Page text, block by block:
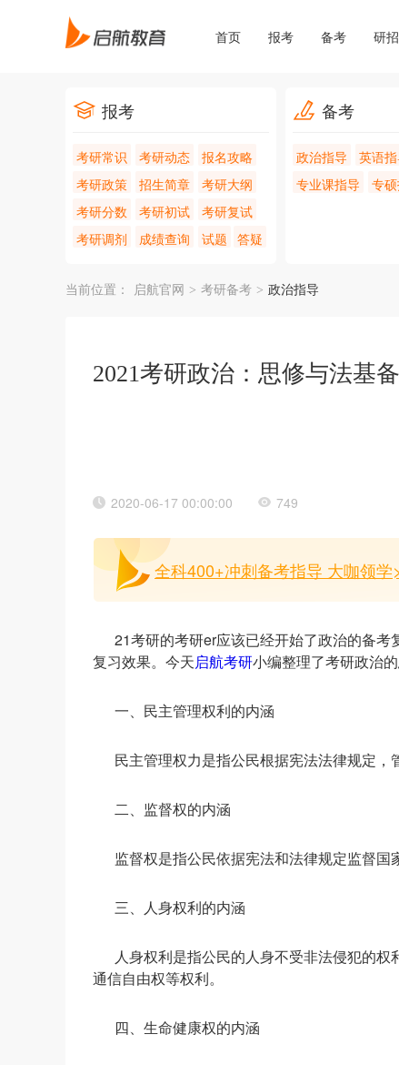
首页 报考 备考 研招
报考
考研常识 考研动态
报名攻略
考研政策
招生简章
考研大纲
考研分数
考研初试
考研复试
考研调剂
成绩查询 试题 答疑
备考
政治指导 英语
专业课指导
专
当前位置： 启航官网 > 考研备考 > 政治指导
2021考研政治：思修与法基备
2020-06-17 00:00:00 749
全科400+冲刺备考指导 大咖领学
21考研的考研er应该已经开始了政治的备
复习效果。今天启航考研小编整理了考研政治
一、民主管理权利的内涵
民主管理权力是指公民根据宪法法律规定，
二、监督权的内涵
监督权是指公民依据宪法和法律规定监督国
三、人身权利的内涵
人身权利是指公民的人身不受非法侵犯的权
通信自由权等权利。
四、生命健康权的内涵